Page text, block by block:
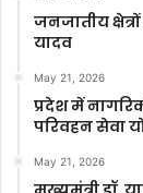
जनजातीय
यादव
May 21, 2026
प्रदेश में
परिवहन सेवा
May 21, 2026